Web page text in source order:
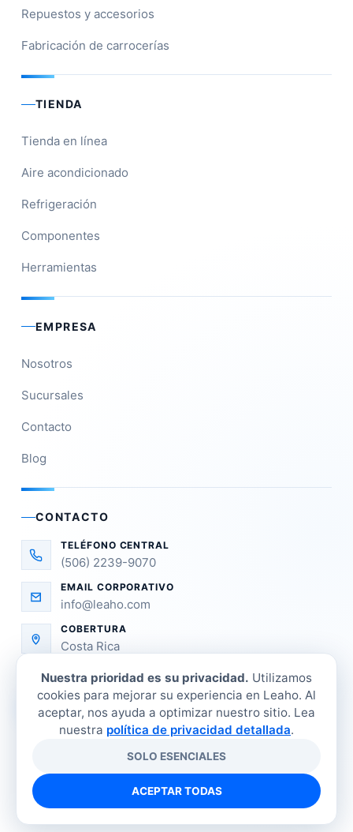
Repuestos y accesorios
Fabricación de carrocerías
TIENDA
Tienda en línea
Aire acondicionado
Refrigeración
Componentes
Herramientas
EMPRESA
Nosotros
Sucursales
Contacto
Blog
CONTACTO
TELÉFONO CENTRAL
(506) 2239-9070
EMAIL CORPORATIVO
info@leaho.com
COBERTURA
Costa Rica
LEAHO Refrigeración Industrial. Todos los
derechos reservados.
Tienda
Contacto Política de privacidad
Nuestra prioridad es su privacidad. Utilizamos
cookies para mejorar su experiencia en Leaho. Al
aceptar, nos ayuda a optimizar nuestro sitio. Lea
nuestra política de privacidad detallada.
SOLO ESENCIALES
ACEPTAR TODAS